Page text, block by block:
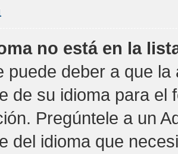
no está en la
puede deber a que
de su idioma para el
Pregúntele a un
del idioma que